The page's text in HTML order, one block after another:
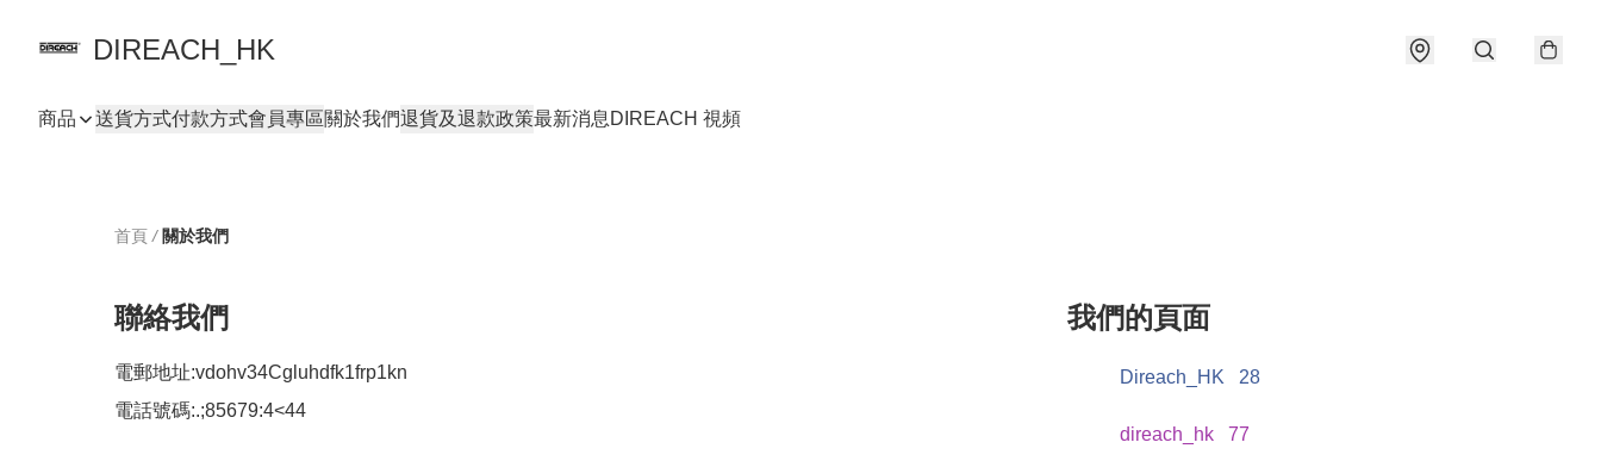
DIREACH_HK
商品 送貨方式付款方式會員專區關於我們退貨及退款政策最新消息 DIREACH 視頻
首頁 / 關於我們
聯絡我們
電郵地址:vdohv34Cgluhdfk1frp1kn
電話號碼:.;85679:4<44
我們的頁面
Direach_HK 28
direach_hk 77